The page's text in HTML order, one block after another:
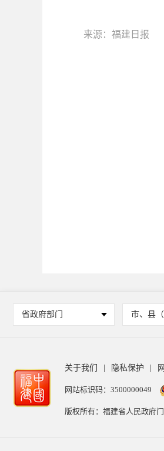
来源：福建日报
省政府部门 市、县（
关于我们 隐私保护
网站标识码：3500000049
版权所有：福建省人民政府